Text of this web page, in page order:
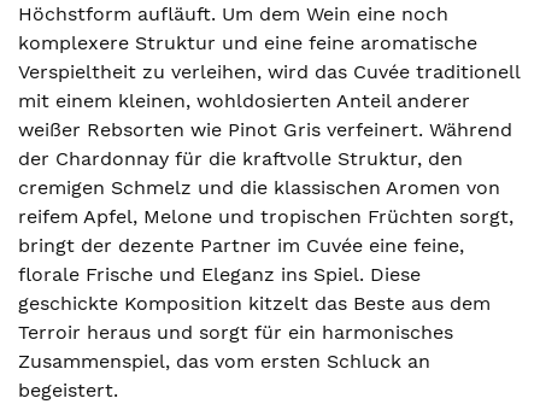
Höchstform aufläuft. Um dem Wein eine noch
komplexere Struktur und eine feine aromatische
Verspieltheit zu verleihen, wird das Cuvée traditionell
mit einem kleinen, wohldosierten Anteil anderer
weißer Rebsorten wie Pinot Gris verfeinert. Während
der Chardonnay für die kraftvolle Struktur, den
cremigen Schmelz und die klassischen Aromen von
reifem Apfel, Melone und tropischen Früchten sorgt,
bringt der dezente Partner im Cuvée eine feine,
florale Frische und Eleganz ins Spiel. Diese
geschickte Komposition kitzelt das Beste aus dem
Terroir heraus und sorgt für ein harmonisches
Zusammenspiel, das vom ersten Schluck an
begeistert.